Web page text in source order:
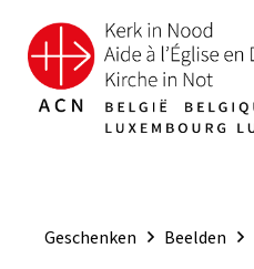
Geschenken Beelden